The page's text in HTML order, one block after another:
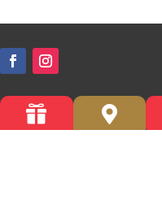
Accessibilité PMR
 